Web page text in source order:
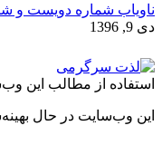
ناویاب شماره دویست و شصت
دی 9, 1396
استفاده از مطالب این
این وب‌سایت در حال